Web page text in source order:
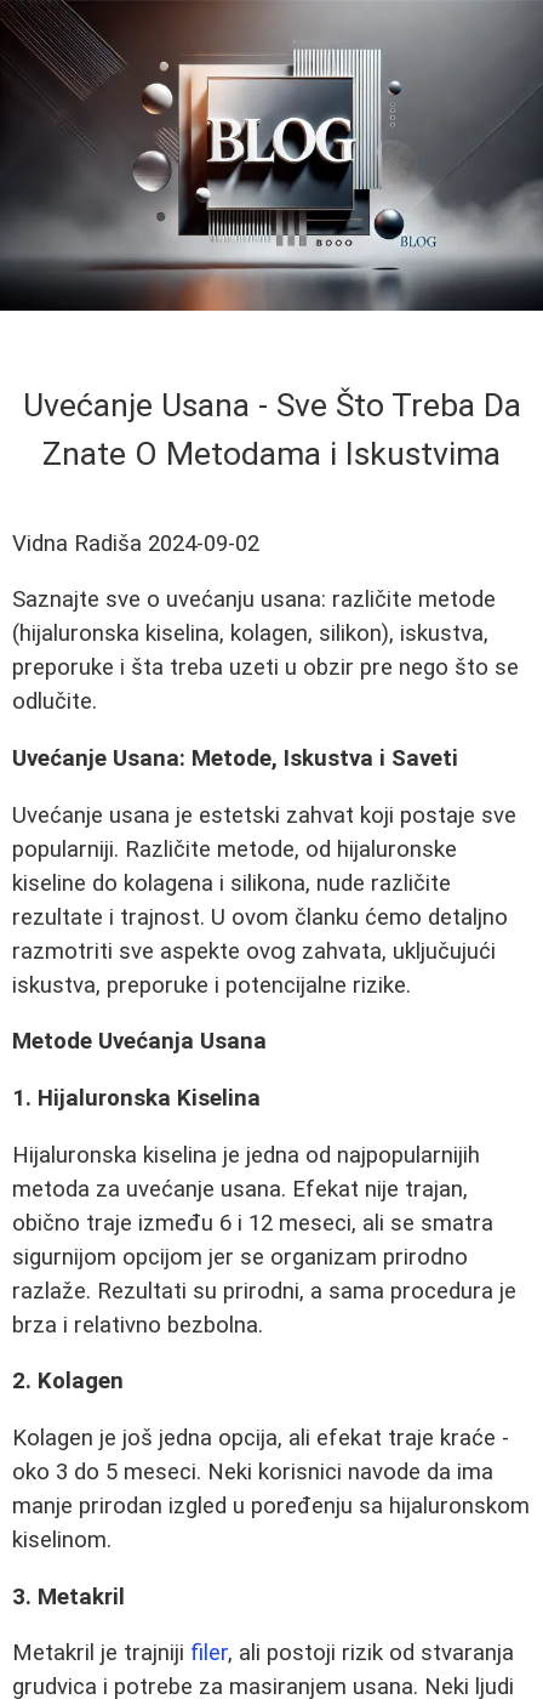
Uvećanje Usana - Sve Što Treba Da
Znate O Metodama i Iskustvima
Vidna Radiša 2024-09-02
Saznajte sve o uvećanju usana: različite metode
(hijaluronska kiselina, kolagen, silikon), iskustva,
preporuke i šta treba uzeti u obzir pre nego što se
odlučite.
Uvećanje Usana: Metode, Iskustva i Saveti
Uvećanje usana je estetski zahvat koji postaje sve
popularniji. Različite metode, od hijaluronske
kiseline do kolagena i silikona, nude različite
rezultate i trajnost. U ovom članku ćemo detaljno
razmotriti sve aspekte ovog zahvata, uključujući
iskustva, preporuke i potencijalne rizike.
Metode Uvećanja Usana
1. Hijaluronska Kiselina
Hijaluronska kiselina je jedna od najpopularnijih
metoda za uvećanje usana. Efekat nije trajan,
obično traje između 6 i 12 meseci, ali se smatra
sigurnijom opcijom jer se organizam prirodno
razlaže. Rezultati su prirodni, a sama procedura je
brza i relativno bezbolna.
2. Kolagen
Kolagen je još jedna opcija, ali efekat traje kraće -
oko 3 do 5 meseci. Neki korisnici navode da ima
manje prirodan izgled u poređenju sa hijaluronskom
kiselinom.
3. Metakril
Metakril je trajniji filer, ali postoji rizik od stvaranja
grudvica i potrebe za masiranjem usana. Neki ljudi